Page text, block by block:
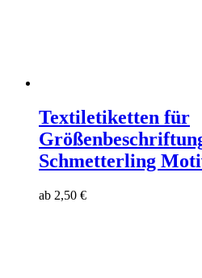
Textiletiketten für
Schmetterling
ab 2,50 €